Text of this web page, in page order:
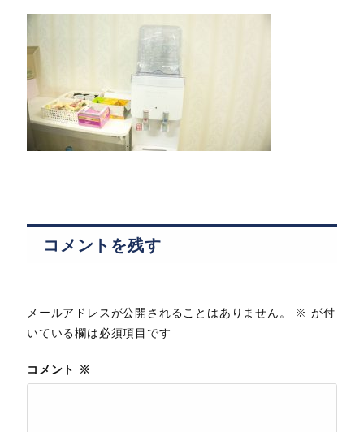
コメントを残す
メールアドレスが公開されることはありません。 ※ が付
いている欄は必須項目です
コメント ※